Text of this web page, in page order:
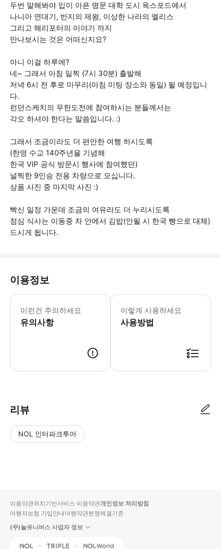
두번 말해봐야 입이 아픈 명문 대학 도시 옥스포드에서
나니아 연대기, 반지의 제왕, 이상한 나라의 엘리스
그리고 해리포터의 이야기 까지
만나보시는 것은 어떠신지요?
아니 이걸 하루에?
네~ 그래서 아침 일찍 (7시 30분) 출발해
저녁 6시 전 후로 마무리(아침 미팅 장소와 동일) 될 예정입니
다.
런던스케치의 무한도전에 참여하시는 분들께서는
각오 하셔야 한다는 말씀입니다. :)
그래서 조금이라도 더 편안한 여행 하시도록
(한영 수교 140주년을 기념해
한국 VIP 공식 방문시 행사에 참여했던)
널찍한 9인승 전용 차량으로 모십니다.
상품 사진 중 마지막 사진 :)
빡신 일정 가운데 조금의 여유라도 더 누리시도록
점심 식사는 이동중 차 안에서 김밥(안될 시 한국 빵으로 대체)
드시게 됩니다.
이용정보
이런건 주의하세요
유의사항
📍미팅 안내 - 장소 : 해머스미스 지하
이렇게 사용하세요
사용방법
리뷰
NOL 인터파크투어
입니
다.
순
상
이용약관위치기반서비스 이용약관개인정보 처리방침
여행자보험 가입안내여행약관분쟁해결기준
(주)놀유니버스 사업자 정보